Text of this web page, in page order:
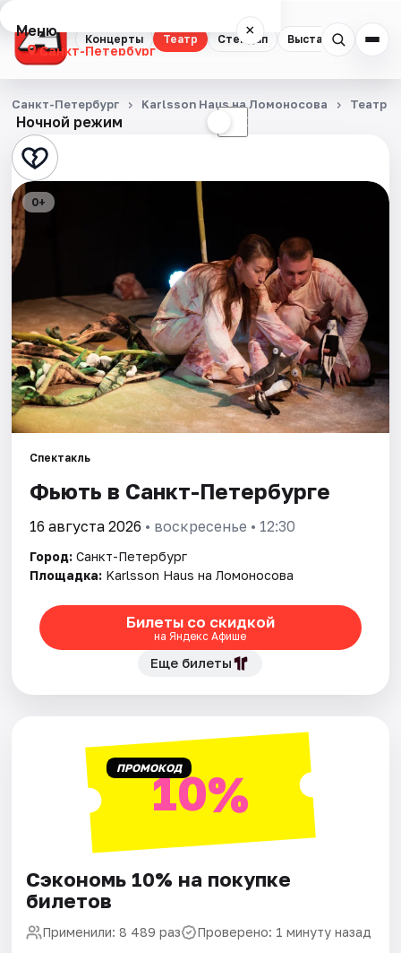
Концерты Театр Стендап Выставки
Меню ×
Санкт-Петербург
Концерты
Театр
Стендап
Выставки
Квесты
Экскурсии
Спорт
События
Площадки
Артисты
Рейтинги
Ночной режим ☾
Санкт-Петербург Karlsson Haus на Ломоносова Театр
0+
Спектакль
Фьють в Санкт-Петербурге
16 августа 2026 • воскресенье • 12:30
Город: Санкт-Петербург
Площадка: Karlsson Haus на Ломоносова
Билеты со скидкой
на Яндекс Афише
Еще билеты
ПРОМОКОД10%
Сэкономь 10% на покупке
билетов
Применили: 8 489 раз Проверено: 1 минуту назад